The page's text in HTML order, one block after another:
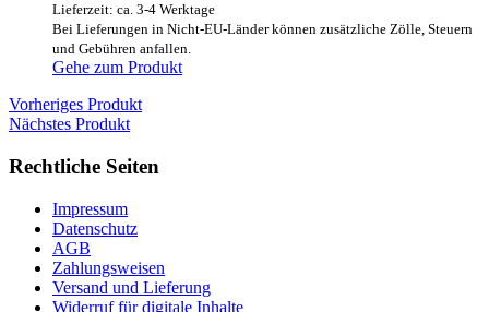
Lieferzeit: ca. 3-4 Werktage
Bei Lieferungen in Nicht-EU-Länder können zusätzliche Zölle, Steuern
und Gebühren anfallen.
Gehe zum Produkt
Vorheriges Produkt
Nächstes Produkt
Rechtliche Seiten
Impressum
Datenschutz
AGB
Zahlungsweisen
Versand und Lieferung
Widerruf für digitale Inhalte